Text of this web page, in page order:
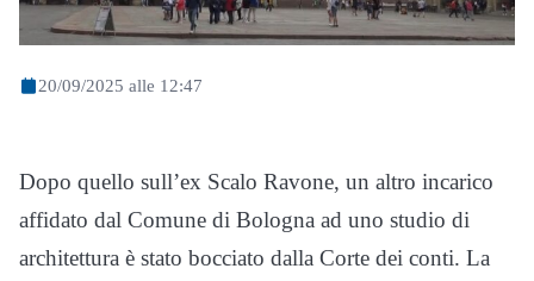
20/09/2025 alle 12:47
Dopo quello sull’ex Scalo Ravone, un altro incarico
affidato dal Comune di Bologna ad uno studio di
architettura è stato bocciato dalla Corte dei conti. La